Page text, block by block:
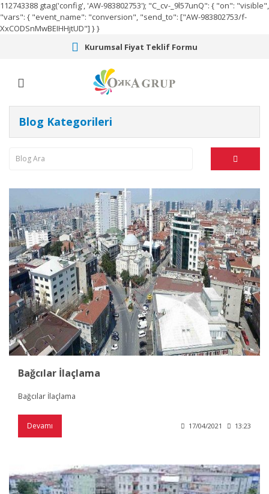
112743388 gtag('config', 'AW-983802753'); "C_cv-_9l57unQ": { "on": "visible",
"vars": { "event_name": "conversion", "send_to": ["AW-983802753/f-
XxCODSnMwBEIHHjtUD"] } }
Kurumsal Fiyat Teklif Formu
Blog Kategorileri
Bağcılar İlaçlama
Bağcılar İlaçlama
Devamı 17/04/2021 13:23